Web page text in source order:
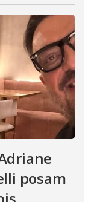
posam